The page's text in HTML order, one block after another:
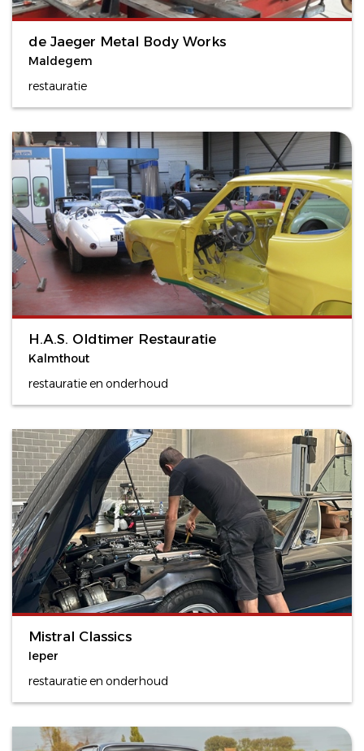
de Jaeger Metal Body Works
Maldegem
restauratie
H.A.S. Oldtimer Restauratie
Kalmthout
restauratie en onderhoud
Mistral Classics
Ieper
restauratie en onderhoud